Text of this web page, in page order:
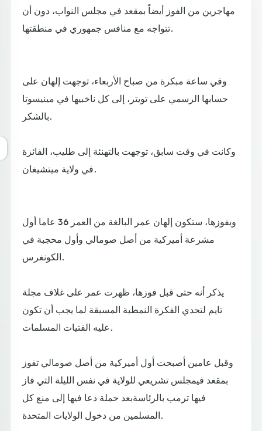
مهاجرين من الفوز أيضاً بمقعد في مجلس النواب، دون أن
تتواجه مع منافس جمهوري في منطقتها.
وفي ساعة مبكرة من صباح الأربعاء، توجهت إلهان على
حسابها الرسمي على تويتر، إلى كل ناخبيها في مينيسوتا
بالشكر.
وكانت في وقت سابق، توجهت بالتهنئة إلى طليب، الفائزة
في ولاية ميتشيغان.
وبفوزها، ستكون إلهان عمر البالغة من العمر 36 عاما أول
مشرعة أميركية من أصل صومالي وأول محجبة في
الكونغرس.
يذكر أنه حتى قبل فوزها، ظهرت عمر على غلاف مجلة
تايم لتحدي الفكرة النمطية المسبقة لما يجب أن تكون
عليه الفتيات المسلمات.
وقبل عامين أصبحت أول أميركية من أصل صومالي تفوز
بمقعد فيمجلس تشريعي للولاية في نفس الليلة التي فاز
فيها ترمب بالرئاسةبعد حملة دعا فيها إلى منع كل
المسلمين من دخول الولايات المتحدة.